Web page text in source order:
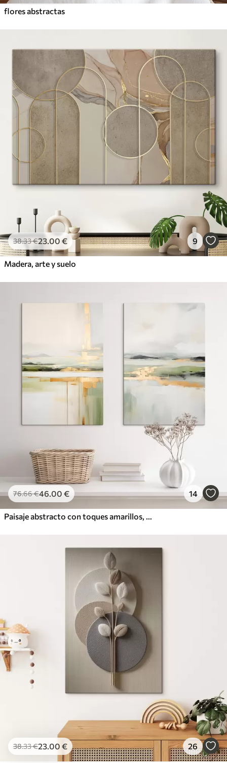
flores abstractas
38.33€23.00 € 9
Madera, arte y suelo
76.66€46.00 € 14
Paisaje abstracto con toques amarillos, una composición minimalista de tierra, agua y cielo, con colores apagados
38.33€23.00 € 26